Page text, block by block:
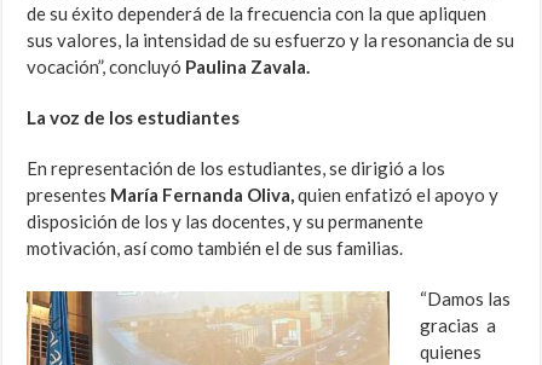
de su éxito dependerá de la frecuencia con la que apliquen
sus valores, la intensidad de su esfuerzo y la resonancia de su
vocación”, concluyó Paulina Zavala.
La voz de los estudiantes
En representación de los estudiantes, se dirigió a los
presentes María Fernanda Oliva,quien enfatizó el apoyo y
disposición de los y las docentes, y su permanente
motivación, así como también el de sus familias.
“Damos las
gracias a
quienes